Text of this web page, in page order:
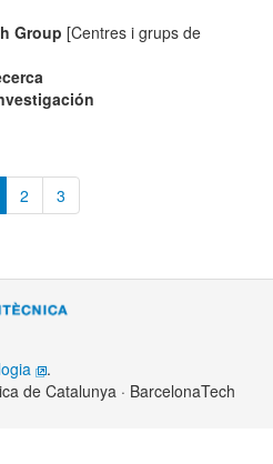
Group [Centres i grups de
2 3
.
de Catalunya · BarcelonaTech